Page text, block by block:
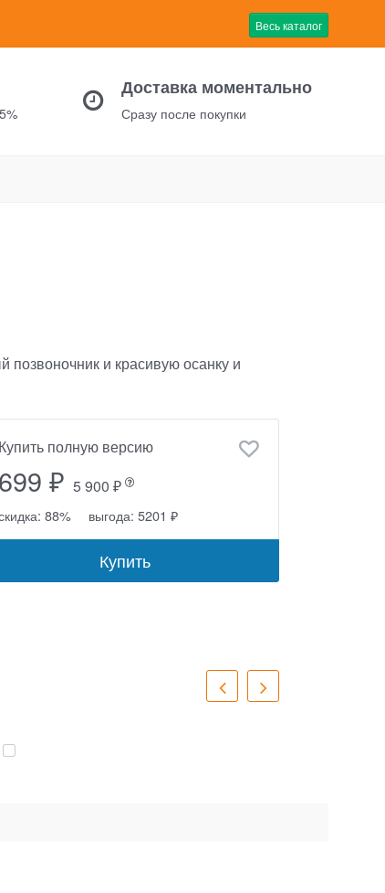
Весь каталог
Доставка моментально
Сразу после покупки
и красивую осанку и
Купить полную версию
699 ₽ 5 900 ₽
88% выгода: 5201 ₽
Купить